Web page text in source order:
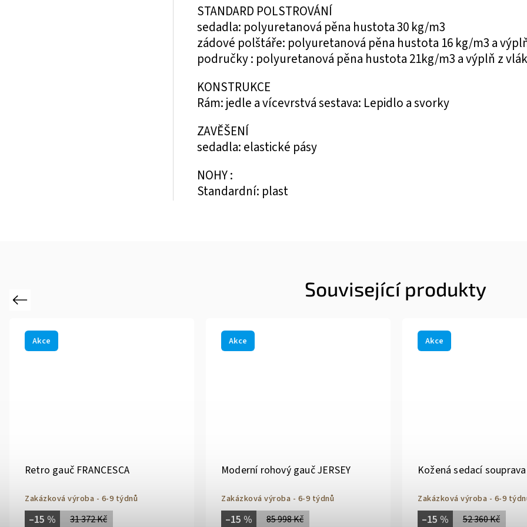
STANDARD POLSTROVÁNÍ
sedadla: polyuretanová pěna hustota 30 kg/m3
zádové polštáře: polyuretanová pěna hustota 16 kg/m3 a
područky : polyuretanová pěna hustota 21kg/m3 a výplň z
KONSTRUKCE
Rám: jedle a vícevrstvá sestava: Lepidlo a svorky
ZAVĚŠENÍ
sedadla: elastické pásy
NOHY :
Standardní: plast
Související produkty
Previous
Akce
Retro gauč FRANCESCA
Zakázková výroba - 6-9 týdnů
31 372 Kč
–15 %
Akce
Moderní rohový gauč JERSEY
Zakázková výroba - 6-9 týdnů
85 998 Kč
–15 %
Akce
Kožená sedací
Zakázková výroba - 6-9
52 360 Kč
–15 %